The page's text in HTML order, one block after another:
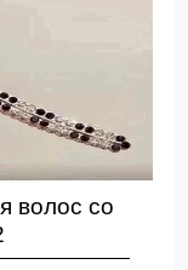
волос со